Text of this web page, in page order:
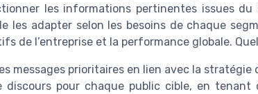
les informations pertinentes issues
les adapter selon les besoins de chaque
de l’entreprise et la performance globale.
messages prioritaires en lien avec la
discours pour chaque public cible, en